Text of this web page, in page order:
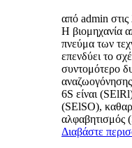
από admin
Η βιομηχανία
πνεύμα των
επενδύει το
συντομότερο
6S είναι
(SElSO),
αλφαβητισμός
Διαβάστε